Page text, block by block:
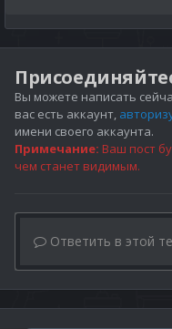
Вы можете написать
вас есть аккаунт,
имени своего аккаунта.
Примечание: Ваш пост
чем станет видимым.
Ответить в этой